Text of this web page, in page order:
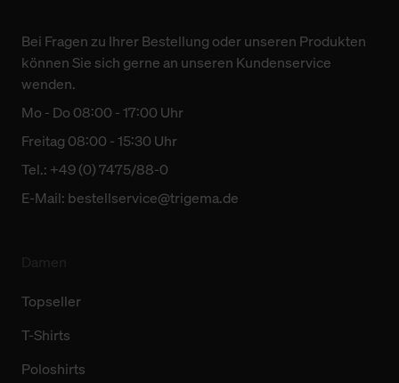
Bei Fragen zu Ihrer Bestellung oder unseren Produkten
können Sie sich gerne an unseren Kundenservice
wenden.
Mo - Do 08:00 - 17:00 Uhr
Freitag 08:00 - 15:30 Uhr
Tel.: +49 (0) 7475/88-0
E-Mail: bestellservice@trigema.de
Topseller
T-Shirts
Poloshirts